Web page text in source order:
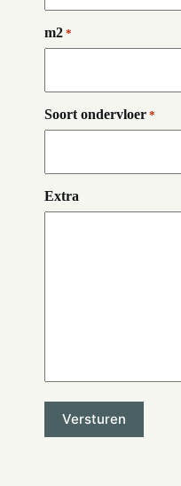
m2 *
Soort ondervloer *
Extra